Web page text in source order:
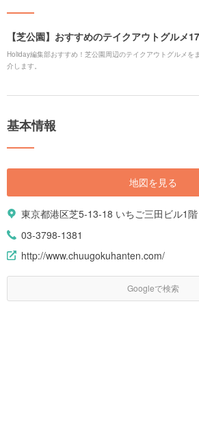
【芝公園】おすすめのテイクアウトグルメ
Holiday編集部おすすめ！芝公園周辺のテイクアウトグルメを
介します。
基本情報
地図を見る
東京都港区芝5-13-18 いちご三田ビル1階
03-3798-1381
http://www.chuugokuhanten.com/
Googleで検索